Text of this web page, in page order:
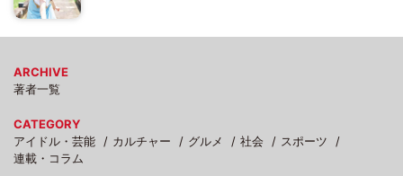
ARCHIVE
著者一覧
CATEGORY
アイドル・芸能
カルチャー グルメ 社会
スポーツ
連載・コラム